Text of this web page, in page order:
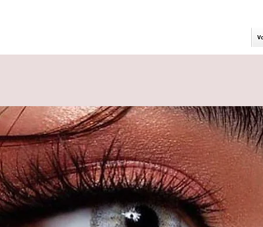
der Kontaktlinsen)
inkl Behälter versendet
von 12 Monaten nach dem Öffnen
bis zu 5 Jahre lang haltbar.
Jahreslinsen in der Farbe "Aisha"
haben die LUNA LENSES
dennoch natürliche Deckkraft.